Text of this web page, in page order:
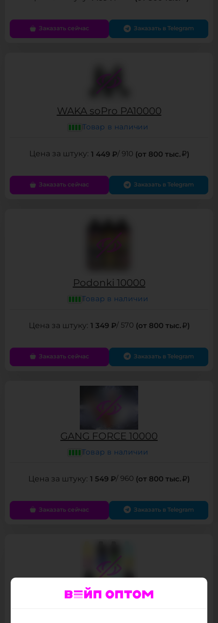
Заказать сейчас Заказать в Telegram
WAKA soPro PA10000
Товар в наличии
1 449 ₽/ 910 (от 800 тыс. )
Заказать сейчас Заказать в Telegram
Podonki 10000
Товар в наличии
1 349 ₽/ 570 (от 800 тыс. )
Заказать сейчас Заказать в Telegram
GANG FORCE 10000
Товар в наличии
1 549 ₽/ 960 (от 800 тыс. )
Заказать сейчас Заказать в Telegram